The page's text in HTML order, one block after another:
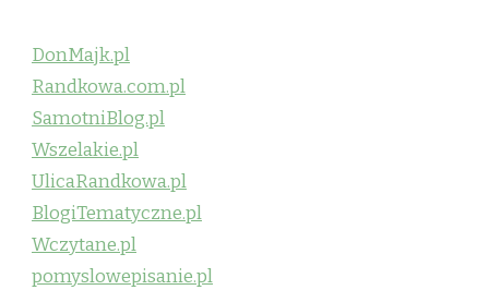
DonMajk.pl
Randkowa.com.pl
SamotniBlog.pl
Wszelakie.pl
UlicaRandkowa.pl
BlogiTematyczne.pl
Wczytane.pl
pomyslowepisanie.pl